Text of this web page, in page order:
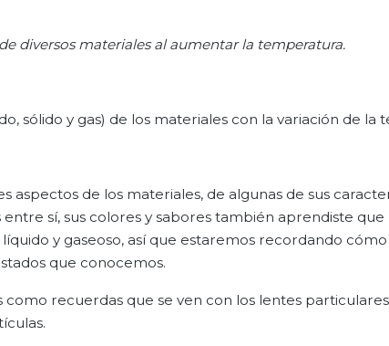
diversos materiales al aumentar la temperatura.
sólido y gas) de los materiales con la variación de la
aspectos de los materiales, de algunas de sus
sí, sus colores y sabores también aprendiste
y gaseoso, así que estaremos recordando cómo
que conocemos.
recuerdas que se ven con los lentes